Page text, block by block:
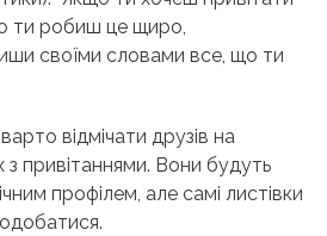
ти робиш це щиро,
своїми словами все, що ти
відмічати друзів на
з привітаннями. Вони будуть
профілем, але самі листівки